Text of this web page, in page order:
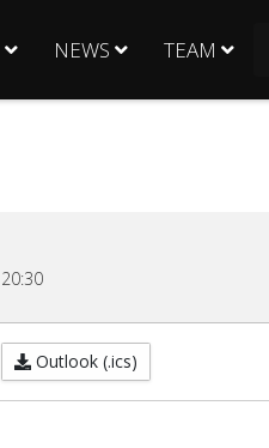
NEWS TEAM
20:30
Outlook (.ics)